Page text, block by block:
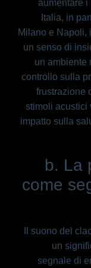
aumentare i
Italia, in
Milano e Napoli,
un senso di
un ambiente
controllo sulla
frustrazione
stimoli acustici
impatto sulla
b. La
come
Il suono del
un
segnale di